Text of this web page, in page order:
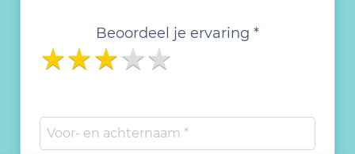
Beoordeel je ervaring *